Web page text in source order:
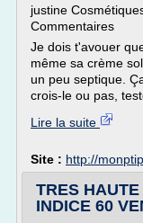
justine
Commentaires
Je dois t'avouer
même sa crème
un peu septique.
crois-le ou pas,
Lire la suite
Site : http://
TRES
INDICE 60